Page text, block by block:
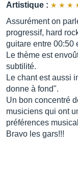
Artistique :
Assurément on
progressif, hard
guitare entre 00:50
Le thème est
subtilité.
Le chant est aussi
donne à fond".
Un bon concentré
musiciens qui ont
préférences
Bravo les gars!!!